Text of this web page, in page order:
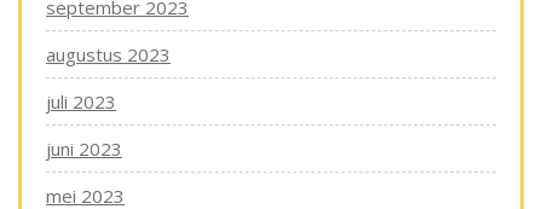
september 2023
augustus 2023
juli 2023
juni 2023
mei 2023